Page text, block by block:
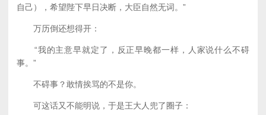
自己），希望陛下早日决断，大臣自然无词。”
万历倒还想得开：
“我的主意早就定了，反正早晚都一样，人家说什么不碍
事。”
不碍事？敢情挨骂的不是你。
可这话又不能明说，于是王大人兜了圈子：